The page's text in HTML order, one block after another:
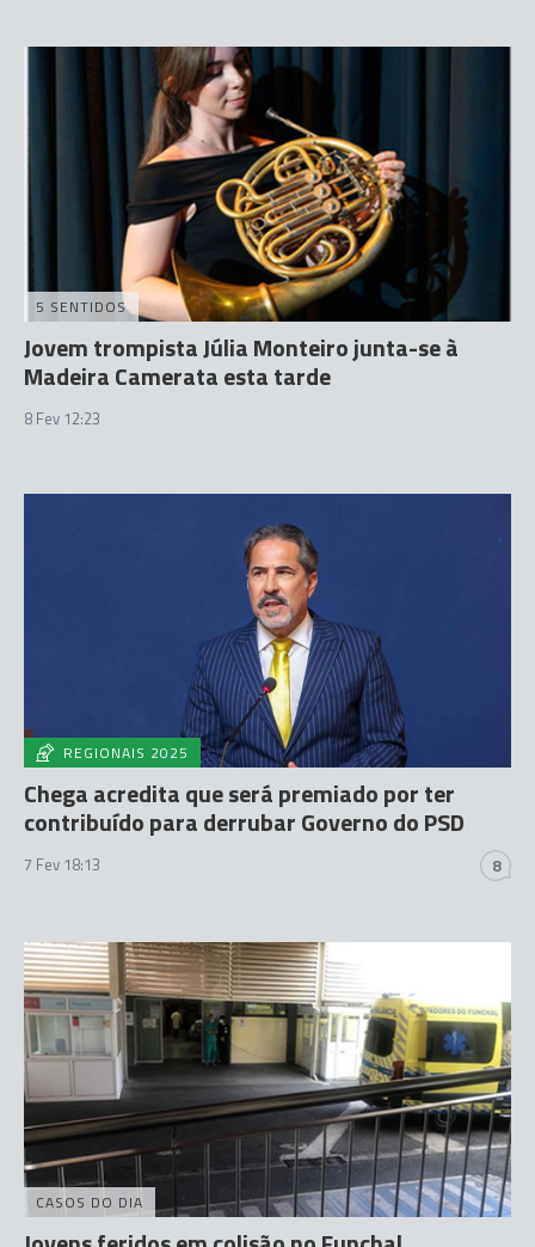
5 SENTIDOS
Jovem trompista Júlia Monteiro junta-se à
Madeira Camerata esta tarde
8 Fev 12:23
REGIONAIS 2025
Chega acredita que será premiado por ter
contribuído para derrubar Governo do PSD
7 Fev 18:13 8
CASOS DO DIA